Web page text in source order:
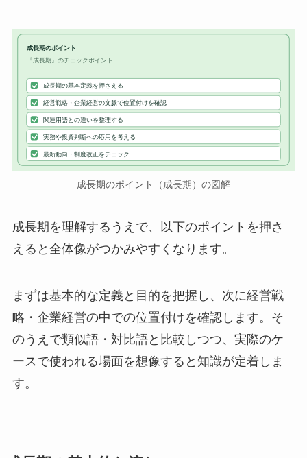
成長期のポイント
『成長期』のチェックポイント
成長期の基本定義を押さえる
経営戦略・企業経営の文脈で位置付けを確認
関連用語との違いを整理する
実務や投資判断への応用を考える
最新動向・制度改正をチェック
成長期のポイント（成長期）の図解
成長期を理解するうえで、以下のポイントを押さ
えると全体像がつかみやすくなります。
まずは基本的な定義と目的を把握し、次に経営戦
略・企業経営の中での位置付けを確認します。そ
のうえで類似語・対比語と比較しつつ、実際のケ
ースで使われる場面を想像すると知識が定着しま
す。